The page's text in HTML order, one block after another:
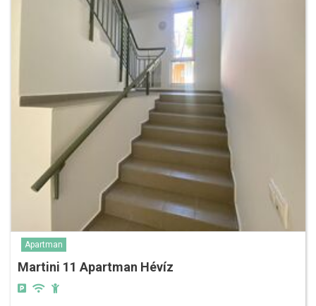
Apartman
Martini 11 Apartman Hévíz